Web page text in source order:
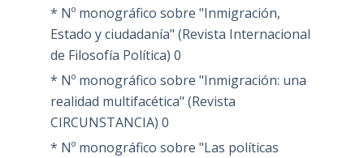
* Nº monográfico sobre "Inmigración,
Estado y ciudadanía" (Revista Internacional
de Filosofía Política) 0
* Nº monográfico sobre "Inmigración: una
realidad multifacética" (Revista
CIRCUNSTANCIA) 0
* Nº monográfico sobre "Las políticas